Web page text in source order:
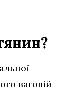
ваговій